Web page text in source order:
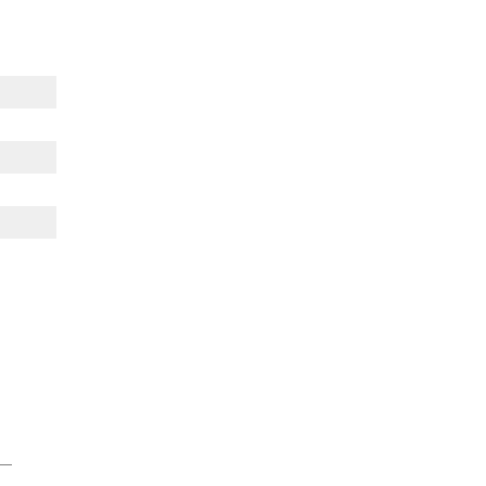
mais estabilidade durante o
ao longo do percurso.
aos seus pertences. O bolso
dos itens organizados.
e cintura. Produto importado.